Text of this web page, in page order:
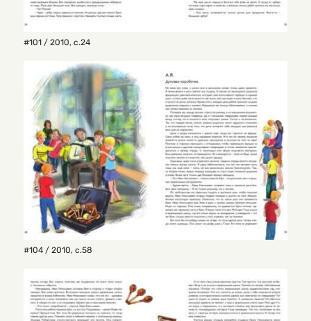
#101 / 2010, с.24
#104 / 2010, с.58